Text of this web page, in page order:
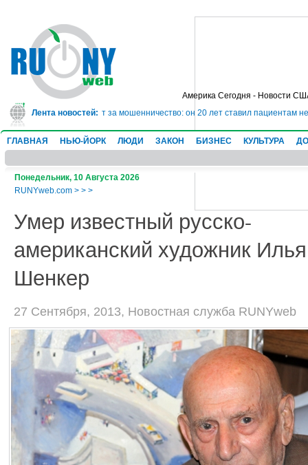
Америка Сегодня - Новости
Лента новостей:
в тюрьму на 10 лет за мошенничество: он 20 лет ставил пациентам
ГЛАВНАЯ НЬЮ-ЙОРК ЛЮДИ ЗАКОН БИЗНЕС КУЛЬТУРА
Понедельник, 10 Августа 2026
RUNYweb.com > > >
Умер известный русско-
американский художник Илья
Шенкер
27 Сентября, 2013, Новостная служба RUNYweb